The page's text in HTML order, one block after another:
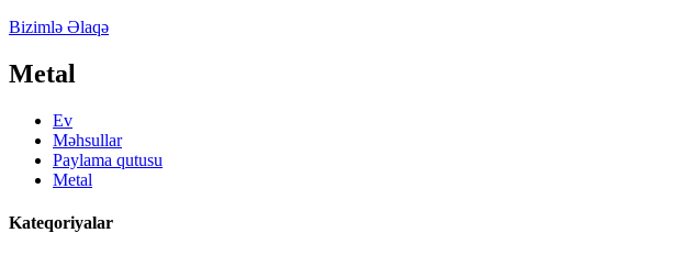
Bizimlə Əlaqə
Metal
Ev
Məhsullar
Paylama qutusu
Metal
Kateqoriyalar